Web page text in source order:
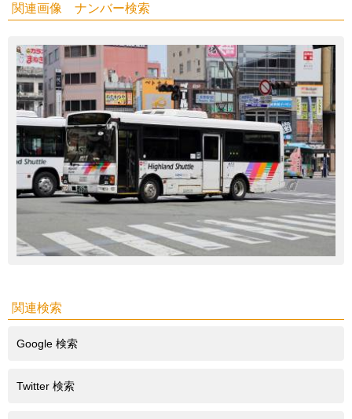
関連画像 ナンバー検索
関連検索
Google 検索
Twitter 検索